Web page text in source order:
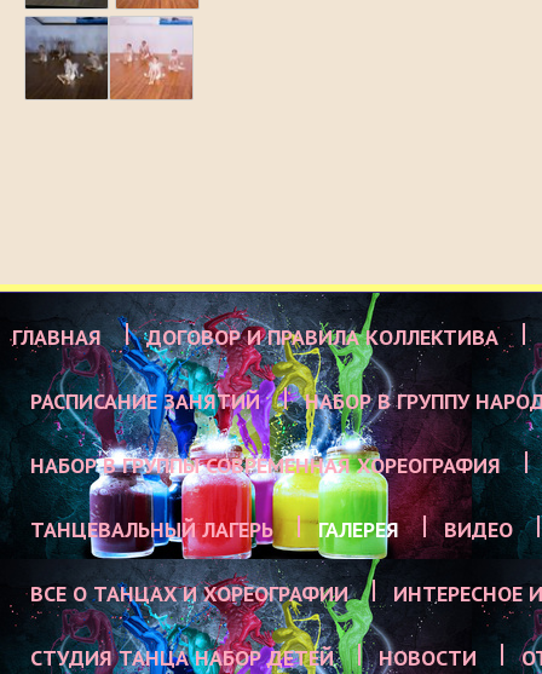
ГЛАВНАЯ ДОГОВОР И ПРАВИЛА КОЛЛЕКТИВА
РАСПИСАНИЕ ЗАНЯТИЙ НАБОР В ГРУППУ
НАБОР В ГРУППЫ СОВРЕМЕННАЯ ХОРЕОГРАФИЯ
ТАНЦЕВАЛЬНЫЙ ЛАГЕРЬ ГАЛЕРЕЯ ВИДЕО
ВСЕ О ТАНЦАХ И ХОРЕОГРАФИИ ИНТЕРЕСНОЕ
СТУДИЯ ТАНЦА НАБОР ДЕТЕЙ НОВОСТИ